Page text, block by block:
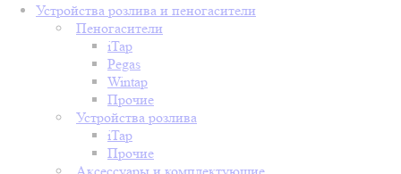
Устройства розлива и пеногасители
Пеногасители
iTap
Pegas
Wintap
Прочие
Устройства розлива
iTap
Прочие